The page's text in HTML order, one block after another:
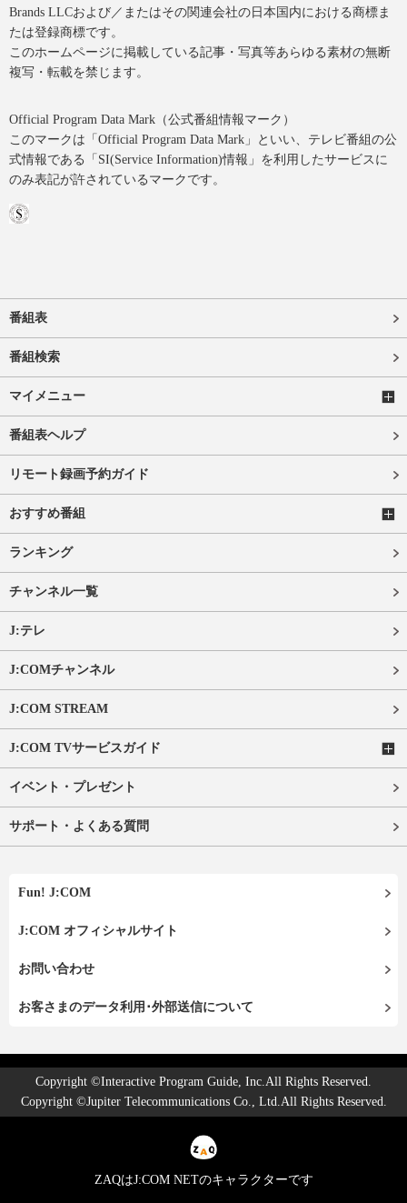
Brands LLCおよび／またはその関連会社の日本国内における商標ま
たは登録商標です。
このホームページに掲載している記事・写真等あらゆる素材の無断
複写・転載を禁じます。
Official Program Data Mark（公式番組情報マーク）
このマークは「Official Program Data Mark」といい、テレビ番組の公
式情報である「SI(Service Information)情報」を利用したサービスに
のみ表記が許されているマークです。
番組表
番組検索
マイメニュー
番組表ヘルプ
リモート録画予約ガイド
おすすめ番組
ランキング
チャンネル一覧
J:テレ
J:COMチャンネル
J:COM STREAM
J:COM TVサービスガイド
イベント・プレゼント
サポート・よくある質問
Fun! J:COM
J:COM オフィシャルサイト
お問い合わせ
お客さまのデータ利用･外部送信について
Copyright ©Interactive Program Guide, Inc.All Rights Reserved.
Copyright ©Jupiter Telecommunications Co., Ltd.All Rights Reserved.
ZAQはJ:COM NETのキャラクターです